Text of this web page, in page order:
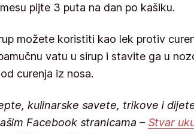
pijte 3 puta na dan po kašiku.
možete koristiti kao lek protiv
vatu u sirup i stavite ga u
curenja iz nosa.
kulinarske savete, trikove i
Facebook stranicama – Stvar